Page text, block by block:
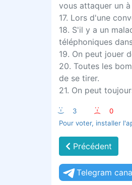
vous attaquer un
17. Lors d'une
18. S'il y a un
téléphoniques
19. On peut jouer
20. Toutes les
de se tirer.
21. On peut
:-) 3 :-(
0
Pour voter, installer
Précédent
Telegram